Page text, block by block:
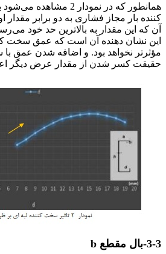
همانطور که در نمودار 2
کننده بار مجاز فشاری به دو برابر
آن که این مقدار به بالاترین حد خود
این نشان دهنده آن است که عمق سخت
مؤثرتر نخواهد بود. و اضافه شدن عمق
حقیقت کسر شدن از مقدار عرض دیگر
3-3-بال مقطع b